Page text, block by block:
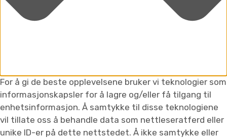
For å gi de beste opplevelsene bruker vi teknologier som
informasjonskapsler for å lagre og/eller få tilgang til
enhetsinformasjon. Å samtykke til disse teknologiene
vil tillate oss å behandle data som nettleseratferd eller
unike ID-er på dette nettstedet. Å ikke samtykke eller